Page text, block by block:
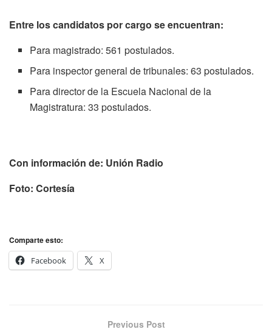
Entre los candidatos por cargo se encuentran:
Para magistrado: 561 postulados.
Para inspector general de tribunales: 63 postulados.
Para director de la Escuela Nacional de la
Magistratura: 33 postulados.
Con información de: Unión Radio
Foto: Cortesía
Comparte esto:
Facebook
X
Previous Post